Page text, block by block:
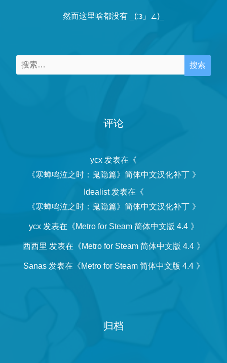
然而这里啥都没有 _(:з」∠)_
搜
索：
评论
ycx 发表在《
《寒蝉鸣泣之时：鬼隐篇》简体中文汉化补丁 》
Idealist发表在《
《寒蝉鸣泣之时：鬼隐篇》简体中文汉化补丁 》
ycx发表在《Metro for Steam 简体中文版 4.4 》
西西里 发表在《Metro for Steam 简体中文版 4.4 》
Sanas发表在《Metro for Steam 简体中文版 4.4 》
归档